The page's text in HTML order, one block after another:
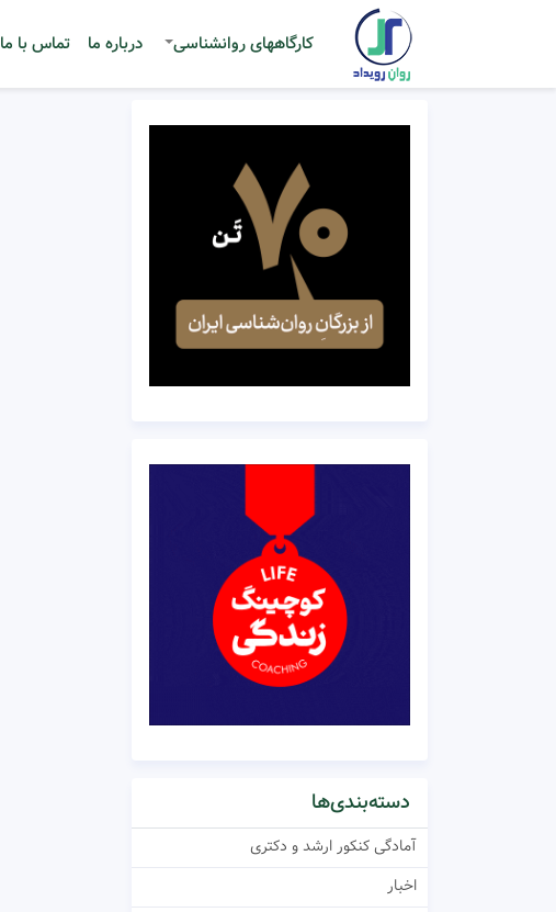
کارگاههای روانشناسی درباره ما تماس با ما
دسته‌بندی‌ها
آمادگی کنکور ارشد و دکتری
اخبار